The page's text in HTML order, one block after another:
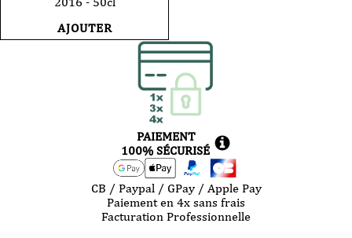
AJOUTER
PAIEMENT
100% SÉCURISÉ
CB / Paypal / GPay / Apple Pay
Paiement en 4x sans frais
Facturation Professionnelle